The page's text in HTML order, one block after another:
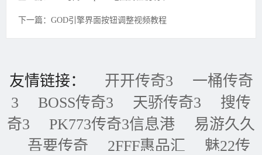
下一篇：GOD引擎界面按钮调整视频教程
友情链接： 开开传奇3
一桶传奇
3
BOSS传奇3 天骄传奇3
搜传
奇3
PK773传奇3信息港
易游久久
吾要传奇
2FFF惠品汇 魅22传